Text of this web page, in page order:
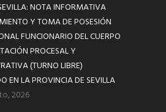
NOTA INFORMATIVA
Y TOMA DE POSESIÓN
FUNCIONARIO DEL CUERPO
PROCESAL Y
(TURNO LIBRE)
EN LA PROVINCIA DE SEVILLA
2026